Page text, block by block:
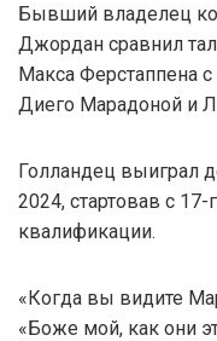
Бывший владелец
Джордан сравнил
Макса Ферстаппена
Диего Марадоной и
Голландец выиграл
2024, стартовав с
квалификации.
«Когда вы видите
«Боже мой, как они